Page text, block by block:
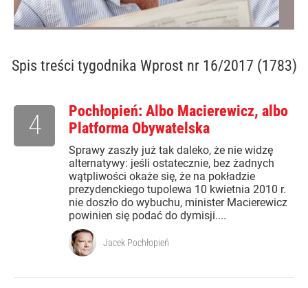
Spis treści tygodnika Wprost nr 16/2017 (1783)
Pochłopień: Albo Macierewicz, albo
Platforma Obywatelska
Sprawy zaszły już tak daleko, że nie widzę
alternatywy: jeśli ostatecznie, bez żadnych
wątpliwości okaże się, że na pokładzie
prezydenckiego tupolewa 10 kwietnia 2010 r.
nie doszło do wybuchu, minister Macierewicz
powinien się podać do dymisji....
4
Jacek Pochłopień